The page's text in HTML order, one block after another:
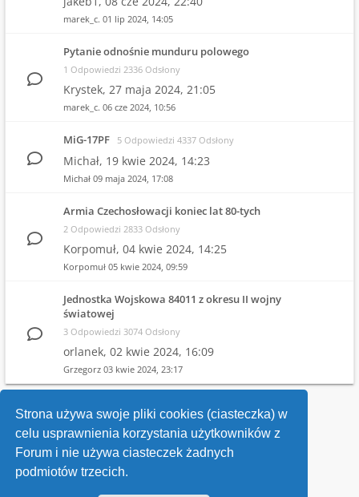
Strona używa swoje pliki cookies (ciasteczka) w
celu usprawnienia korzystania użytkowników z
Forum i nie używa ciasteczek żadnych
podmiotów trzecich.
marek_c. 01 lip 2024, 14:05
Pytanie odnośnie munduru polowego
1 Odpowiedzi 2336 Odsłony
Krystek, 27 maja 2024, 21:05
marek_c. 06 cze 2024, 10:56
MiG-17PF 5 Odpowiedzi 4337 Odsłony
Michał, 19 kwie 2024, 14:23
Michał 09 maja 2024, 17:08
Armia Czechosłowacji koniec lat 80-tych
2 Odpowiedzi 2833 Odsłony
Korpomuł, 04 kwie 2024, 14:25
Korpomuł 05 kwie 2024, 09:59
Jednostka Wojskowa 84011 z okresu II wojny
światowej
3 Odpowiedzi 3074 Odsłony
orlanek, 02 kwie 2024, 16:09
Grzegorz 03 kwie 2024, 23:17
1 2 3 4
Wróć do wykazu forów